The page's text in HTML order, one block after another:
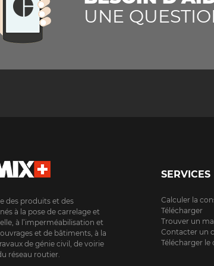
UNE
des produits et des
à la pose de carrelage et
à l’imperméabilisation et
et de bâtiments, à la
de génie civil, de voirie
réseau routier.
SERVICES
Calculer la
Télécharger
Trouver un
Contacter un
Télécharger